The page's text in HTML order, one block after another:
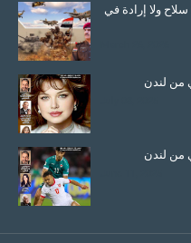
ولا إرادة في